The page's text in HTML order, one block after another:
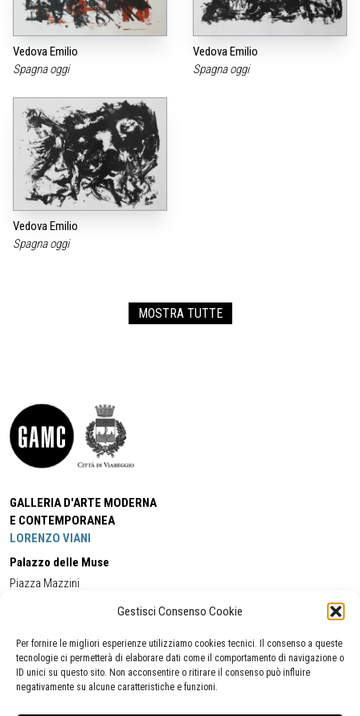
Gestisci Consenso Cookie
Per fornire le migliori esperienze utilizziamo cookies tecnici. Il consenso a queste
tecnologie ci permetterà di elaborare dati come il comportamento di navigazione o
ID unici su questo sito. Non acconsentire o ritirare il consenso può influire
negativamente su alcune caratteristiche e funzioni.
Vedova Emilio
Spagna oggi
Vedova Emilio
Spagna oggi
Vedova Emilio
Spagna oggi
MOSTRA TUTTE
GALLERIA D'ARTE MODERNA
E CONTEMPORANEA
LORENZO VIANI
Palazzo delle Muse
Piazza Mazzini
Cell:+39 338 5714978 (orario apertura Galleria)
Tel:
+39 0584 944580
(orario 09.00/13.00)
Email:gamc@comune.viareggio.lu.it